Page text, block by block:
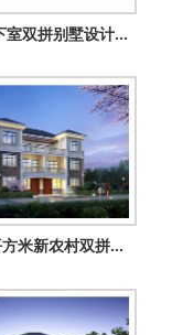
一层带地下室双拼别墅设计图，理想乡村生活的标配
两户190平方米新农村双拼别墅全套设计方案及效果图